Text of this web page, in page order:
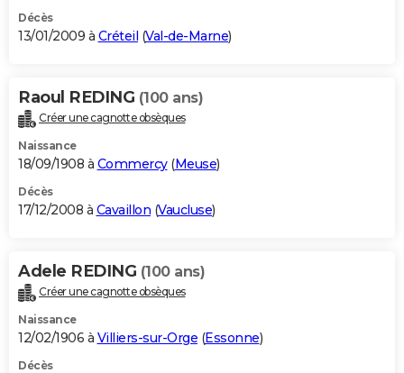
Décès
13/01/2009 à Créteil (Val-de-Marne)
Raoul REDING (100 ans)
Créer une cagnotte obsèques
Naissance
18/09/1908 à Commercy(Meuse)
Décès
17/12/2008 à Cavaillon (Vaucluse)
Adele REDING (100 ans)
Créer une cagnotte obsèques
Naissance
12/02/1906 à Villiers-sur-Orge (Essonne)
Décès